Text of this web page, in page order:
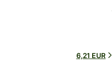
6,21 EUR